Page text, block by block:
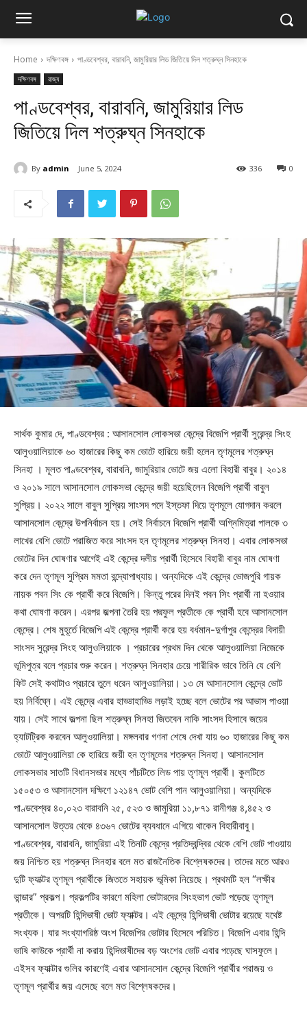
Home দক্ষিণবঙ্গ পাণ্ডবেশ্বর, বারাবনি, জামুরিয়ার লিড জিতিয়ে দিল শত্রুঘ্ন সিনহাকে
দক্ষিণবঙ্গ রাজ্য
পাণ্ডবেশ্বর, বারাবনি, জামুরিয়ার লিড
জিতিয়ে দিল শত্রুঘ্ন সিনহাকে
By admin June 5, 2024 0
336
সার্থক কুমার দে, পাণ্ডবেশ্বর : আসানসোল লোকসভা কেন্দ্রে বিজেপি প্রার্থী সুরেন্দ্র সিংহ
আলুওয়ালিয়াকে ৬০ হাজারের কিছু কম ভোটে হারিয়ে জয়ী হলেন তৃণমূলের শত্রুঘ্ন
সিনহা । মূলত পাণ্ডবেশ্বর, বারাবনি, জামুরিয়ার ভোটে জয় এলো বিহারী বাবুর। ২০১৪
ও ২০১৯ সালে আসানসোল লোকসভা কেন্দ্রে জয়ী হয়েছিলেন বিজেপি প্রার্থী বাবুল
সুপ্রিয়। ২০২২ সালে বাবুল সুপ্রিয় সাংসদ পদে ইস্তফা দিয়ে তৃণমূলে যোগদান করলে
আসানসোল কেন্দ্রে উপনির্বাচন হয়। সেই নির্বাচনে বিজেপি প্রার্থী অগ্নিমিত্রা পালকে ৩
লাখের বেশি ভোটে পরাজিত করে সাংসদ হন তৃণমূলের শত্রুঘ্ন সিনহা। এবার লোকসভা
ভোটের দিন ঘোষণার আগেই এই কেন্দ্রে দলীয় প্রার্থী হিসেবে বিহারী বাবুর নাম ঘোষণা
করে দেন তৃণমূল সুপ্রিম মমতা বন্দ্যোপাধ্যায়। অন্যদিকে এই কেন্দ্রে ভোজপুরি গায়ক
নায়ক পবন সিং কে প্রার্থী করে বিজেপি। কিন্তু পরের দিনই পবন সিং প্রার্থী না হওয়ার
কথা ঘোষণা করেন। এরপর জল্পনা তৈরি হয় পদ্মফুল প্রতীকে কে প্রার্থী হবে আসানসোল
কেন্দ্রে। শেষ মুহূর্তে বিজেপি এই কেন্দ্রে প্রার্থী করে হয় বর্ধমান-দুর্গাপুর কেন্দ্রের বিদায়ী
সাংসদ সুরেন্দ্র সিংহ আলুওলিয়াকে । প্রচারের প্রথম দিন থেকে আলুওয়ালিয়া নিজেকে
ভূমিপুত্র বলে প্রচার শুরু করেন। শত্রুঘ্ন সিনহার চেয়ে শারীরিক ভাবে তিনি যে বেশি
ফিট সেই কথাটাও প্রচারে তুলে ধরেন আলুওয়ালিয়া। ১৩ মে আসানসোল কেন্দ্রে ভোট
হয় নির্বিঘ্নে। এই কেন্দ্রে এবার হাড্ডাহাড্ডি লড়াই হচ্ছে বলে ভোটের পর আভাস পাওয়া
যায়। সেই সাথে জল্পনা ছিল শত্রুঘ্ন সিনহা জিতবেন নাকি সাংসদ হিসাবে জয়ের
হ্যাটট্রিক করবেন আলুওয়ালিয়া। মঙ্গলবার গণনা শেষে দেখা যায় ৬০ হাজারের কিছু কম
ভোটে আলুওয়ালিয়া কে হারিয়ে জয়ী হন তৃণমূলের শত্রুঘ্ন সিনহা। আসানসোল
লোকসভার সাতটি বিধানসভার মধ্যে পাঁচটিতে লিড পায় তৃণমূল প্রার্থী। কুলটিতে
১৫০৫৩ ও আসানসোল দক্ষিণে ১২১৪৭ ভোট বেশি পান আলুওয়ালিয়া। অন্যদিকে
পাণ্ডবেশ্বর ৪০,০২৩ বারাবনি ২৫, ৫২৩ ও জামুরিয়া ১১,৮৭১ রানীগঞ্জ ৪,৪৫২ ও
আসানসোল উত্তর থেকে ৪৩৬৭ ভোটের ব্যবধানে এগিয়ে থাকেন বিহারীবাবু।
পাণ্ডবেশ্বর, বারাবনি, জামুরিয়া এই তিনটি কেন্দ্রে প্রতিদ্বন্দ্বির থেকে বেশি ভোট পাওয়ায়
জয় নিশ্চিত হয় শত্রুঘ্ন সিনহার বলে মত রাজনৈতিক বিশ্লেষকদের। তাদের মতে আরও
দুটি ফ্যাক্টর তৃণমূল প্রার্থীকে জিততে সহায়ক ভূমিকা নিয়েছে। প্রথমটি হল “লক্ষীর
ভান্ডার” প্রকল্প। প্রকল্পটির কারণে মহিলা ভোটারদের সিংহভাগ ভোট পড়েছে তৃণমূল
প্রতীকে। অপরটি হিন্দিভাষী ভোট ফ্যাক্টর। এই কেন্দ্রে হিন্দিভাষী ভোটার রয়েছে যথেষ্ট
সংখ্যক। যার সংখ্যাগরিষ্ঠ অংশ বিজেপির ভোটার হিসেবে পরিচিত। বিজেপি এবার হিন্দি
ভাষি কাউকে প্রার্থী না করায় হিন্দিভাষীদের বড় অংশের ভোট এবার পড়েছে ঘাসফুলে।
এইসব ফ্যাক্টার গুলির কারণেই এবার আসানসোল কেন্দ্রে বিজেপি প্রার্থীর পরাজয় ও
তৃণমূল প্রার্থীর জয় এসেছে বলে মত বিশ্লেষকদের।